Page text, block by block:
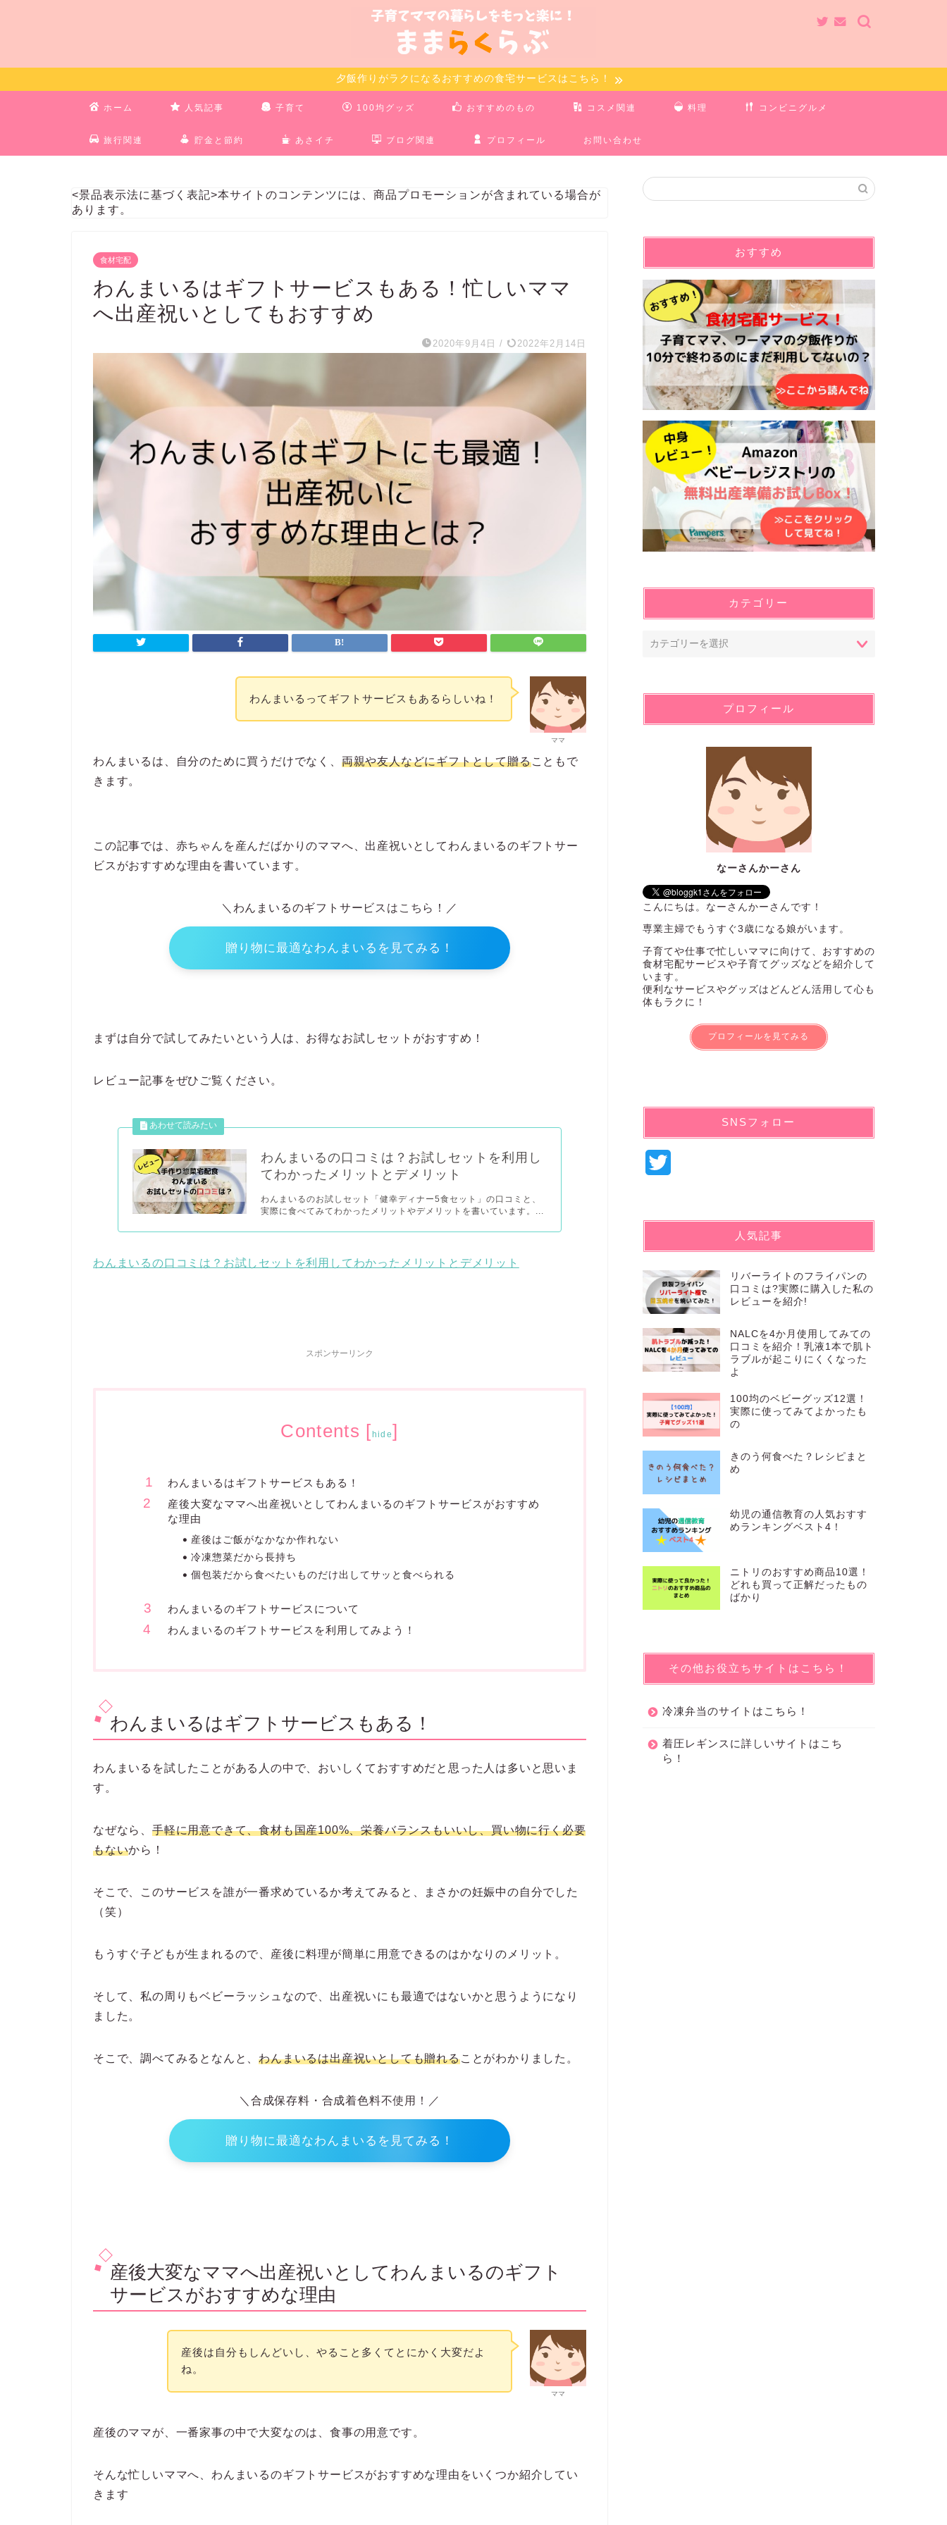
夕飯作りがラクになるおすすめの食宅サービスはこちら！
ホーム 人気記事 子育て 100均グッズ おすすめのもの コスメ関連 料理 コンビニグルメ
旅行関連 貯金と節約 あさイチ ブログ関連 プロフィール お問い合わせ
<景品表示法に基づく表記>本サイトのコンテンツには、商品プロモーションが含まれている場合が
あります。
食材宅配
わんまいるはギフトサービスもある！忙しいママ
へ出産祝いとしてもおすすめ
2020年9月4日 / 2022年2月14日
ママ
わんまいるってギフトサービスもあるらしいね！
わんまいるは、自分のために買うだけでなく、 両親や友人などにギフトとして贈ることもで
きます。
この記事では、赤ちゃんを産んだばかりのママへ、出産祝いとしてわんまいるのギフトサー
ビスがおすすめな理由を書いています。
＼わんまいるのギフトサービスはこちら！／
贈り物に最適なわんまいるを見てみる！
まずは自分で試してみたいという人は、お得なお試しセットがおすすめ！
レビュー記事をぜひご覧ください。
わんまいるの口コミは？お試しセットを利用し
てわかったメリットとデメリット
わんまいるのお試しセット「健幸ディナー5食セット」の口コミと、
実際に食べてみてわかったメリットやデメリットを書いています。...
わんまいるの口コミは？お試しセットを利用してわかったメリットとデメリット
スポンサーリンク
Contents [hide ]
な理由
産後はご飯がなかなか作れない
冷凍惣菜だから長持ち
わんまいるのギフトサービスを利用してみよう！
す。
もない
から！
そこで、このサービスを誰が一番求めているか考えてみると、まさかの妊娠中の自分でした
もうすぐ子どもが生まれるので、産後に料理が簡単に用意できるのはかなりのメリット。
そこで、調べてみるとなんと、 わんまいるは出産祝いとしても贈れる ことがわかりました。
＼合成保存料・合成着色料不使用！／
産後大変なママへ出産祝いとしてわんまいるのギフト
サービスがおすすめな理由
おすすめ
カテゴリー
プロフィール
なーさんかーさん
こんにちは。なーさんかーさんです！
専業主婦でもうすぐ3歳になる娘がいます。
子育てや仕事で忙しいママに向けて、おすすめの
食材宅配サービスや子育てグッズなどを紹介して
います。
便利なサービスやグッズはどんどん活用して心も
体もラクに！
プロフィールを見てみる
SNSフォロー
e
r
人気記事
リバーライトのフライパンの
口コミは?実際に購入した私の
レビューを紹介!
NALCを4か月使用してみての
口コミを紹介！乳液1本で肌ト
ラブルが起こりにくくなった
よ
100均のベビーグッズ12選！
実際に使ってみてよかったも
の
きのう何食べた？レシピまと
め
幼児の通信教育の人気おすす
めランキングベスト4！
ニトリのおすすめ商品10選！
どれも買って正解だったもの
ばかり
その他お役立ちサイトはこちら！
冷凍弁当のサイトはこちら！
着圧レギンスに詳しいサイトはこち
ら！